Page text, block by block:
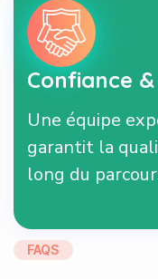
Confiance
Une équipe
garantit la
long du
FAQS